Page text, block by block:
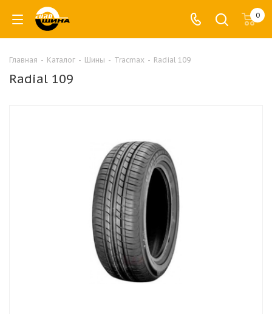
0
Главная - Каталог - Шины - Tracmax - Radial 109
Radial 109